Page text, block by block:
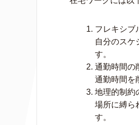
フレキシブ
自分のスケ
す。
通勤時間の
通勤時間を
地理的制約
場所に縛ら
す。